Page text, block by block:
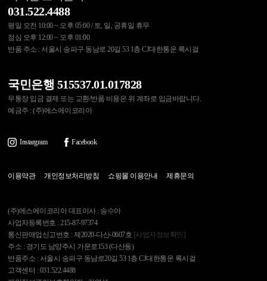
031.522.4488
평일 오전 10:00 ~ 오후 05:00 / 토, 일, 공휴일 휴무
점심 오후 12:00 ~ 오후 01:00
반품 주소 : 서울시 송파구 동남로 20길 53 1층 CJ대한통운 록시걸
국민은행 515537.01.017828
무통장 입금 결제 또는 교환/반품 비용은 위 계좌로 입금바랍니다.
예금주 : (주)에스에이코리아
Instargram Facebook
이용약관 개인정보처리방침 쇼핑몰 이용안내 제휴문의
(주)에스에이코리아 대표이사 : 송수아
사업자등록번호 : 215-87-97374
통신판매업신고번호 : 제2020-다산-0607호 [사업자정보확인]
주소 : 경기도 남양주시 가운로153 (다산동)
반품주소 : 서울시 송파구 동남로20길 53 1층 CJ대한통운 록시걸
고객센터 : 031.522.4488